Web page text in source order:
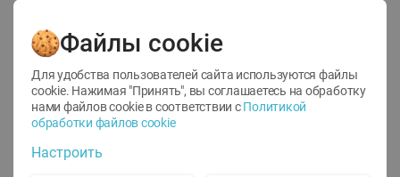
12
1.05 руб./
Файлы cookie
Для удобства пользователей сайта используются файлы
cookie. Нажимая "Принять", вы соглашаетесь на обработку
нами файлов cookie в соответствии с Политикой
обработки файлов cookie
Настроить